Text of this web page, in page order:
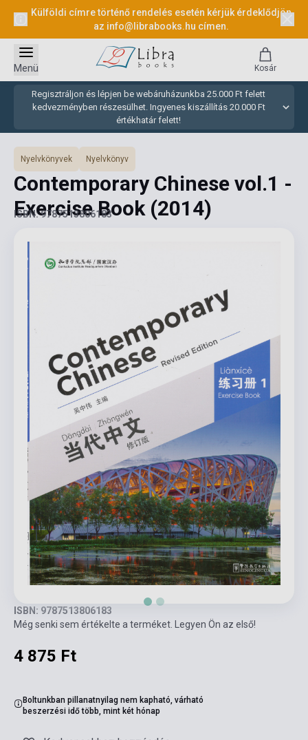
Külföldi címre történő rendelés esetén kérjük érdeklődjön
az info@librabooks.hu címen.
Regisztráljon és lépjen be webáruházunkba 25.000 Ft felett
kedvezményben részesülhet. Ingyenes kiszállítás 20.000 Ft
értékhatár felett!
Menü Kosár
Nyelvkönyvek Nyelvkönyv
Contemporary Chinese vol.1 -
Exercise Book (2014)
ISBN: 9787513806183
ISBN: 9787513806183
Még senki sem értékelte a terméket. Legyen Ön az első!
4 875 Ft
Boltunkban pillanatnyilag nem kapható, várható
beszerzési idő több, mint két hónap